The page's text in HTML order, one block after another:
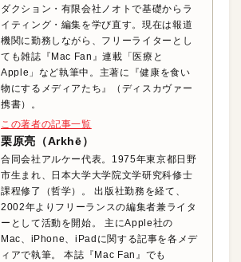
ダクション・有限会社ノオトで基礎からラ
イティング・編集を学び直す。現在は報道
機関に勤務しながら、フリーライターとし
ても雑誌『Mac Fan』連載「医療と
Apple」など執筆中。主著に『健康を食い
物にするメディアたち』（ディスカヴァー
携書）。
この著者の記事一覧
栗原亮（Arkhē）
合同会社アルケー代表。1975年東京都日野
市生まれ、日本大学大学院文学研究科修士
課程修了（哲学）。 出版社勤務を経て、
2002年よりフリーランスの編集者兼ライタ
ーとして活動を開始。 主にApple社の
Mac、iPhone、iPadに関する記事を各メデ
ィアで執筆。 本誌『Mac Fan』でも